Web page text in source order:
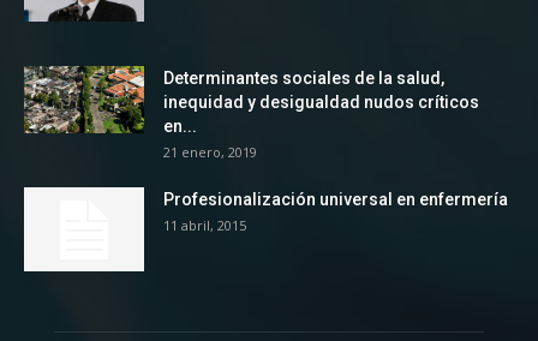
Determinantes sociales de la salud,
inequidad y desigualdad nudos críticos
en...
21 enero, 2019
Profesionalización universal en enfermería
11 abril, 2015